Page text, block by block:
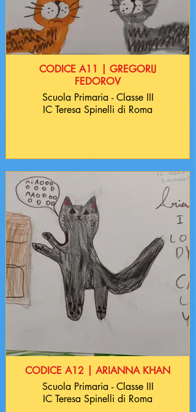
CODICE A11 | GREGORIJ
FEDOROV
Scuola Primaria - Classe III
IC Teresa Spinelli di Roma
CODICE A12 | ARIANNA KHAN
Scuola Primaria - Classe III
IC Teresa Spinelli di Roma